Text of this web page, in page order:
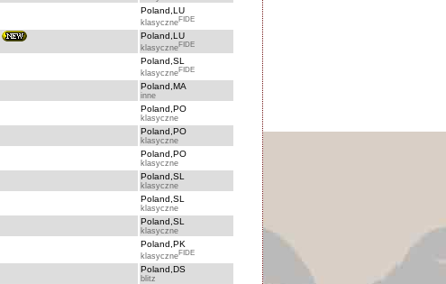
Poland,LU
klasyczneFIDE
Poland,LU
klasyczneFIDE
Poland,SL
klasyczneFIDE
Poland,MA
inne
Poland,PO
klasyczne
Poland,PO
klasyczne
Poland,PO
klasyczne
Poland,SL
klasyczne
Poland,SL
klasyczne
Poland,SL
klasyczne
Poland,PK
klasyczneFIDE
Poland,DS
blitz